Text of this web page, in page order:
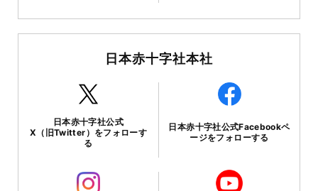
日本赤十字社本社
日本赤十字社公式
X（旧Twitter）をフォローす
る
日本赤十字社公式Facebookペ
ージをフォローする